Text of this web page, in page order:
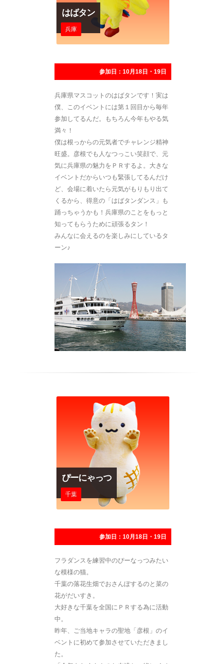
はばタン
兵庫
参加日：10月18日・19日
兵庫県マスコットのはばタンです！実は
僕、このイベントには第１回目から毎年
参加してるんだ。もちろん今年もやる気
満々！
僕は根っからの元気者でチャレンジ精神
旺盛。彦根でも人なつっこい笑顔で、元
気に兵庫県の魅力をＰＲするよ。大きな
イベントだからいつも緊張してるんだけ
ど、会場に着いたら元気がもりもり出て
くるから、得意の「はばタンダンス」も
踊っちゃうかも！兵庫県のことをもっと
知ってもらうために頑張るタン！
みんなに会えるのを楽しみにしているタ
ーン♪
ぴーにゃっつ
千葉
参加日：10月18日・19日
フラダンスを練習中のぴーなっつみたい
な模様の猫。
千葉の落花生畑でおさんぽするのと菜の
花がだいすき。
大好きな千葉を全国にＰＲする為に活動
中。
昨年、ご当地キャラの聖地「彦根」のイ
ベントに初めて参加させていただきまし
た。